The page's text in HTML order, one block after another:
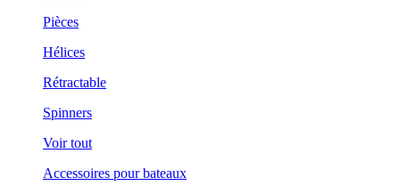
Pièces
Hélices
Rétractable
Spinners
Voir tout
Accessoires pour bateaux